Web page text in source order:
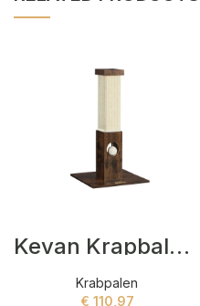
Kevan Krapbalen Bruin
Krabpalen
€ 110,97